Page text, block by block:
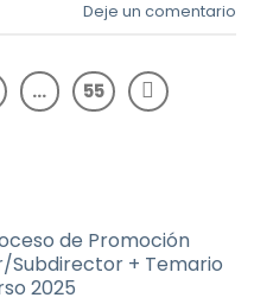
Deje un comentario
… 55
de Promoción
+ Temario
2025